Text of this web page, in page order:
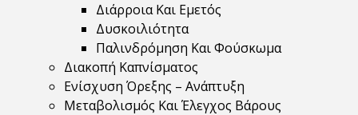
Διάρροια Και Εμετός
Δυσκοιλιότητα
Παλινδρόμηση Και Φούσκωμα
Διακοπή Καπνίσματος
Ενίσχυση Όρεξης – Ανάπτυξη
Μεταβολισμός Και Έλεγχος Βάρους